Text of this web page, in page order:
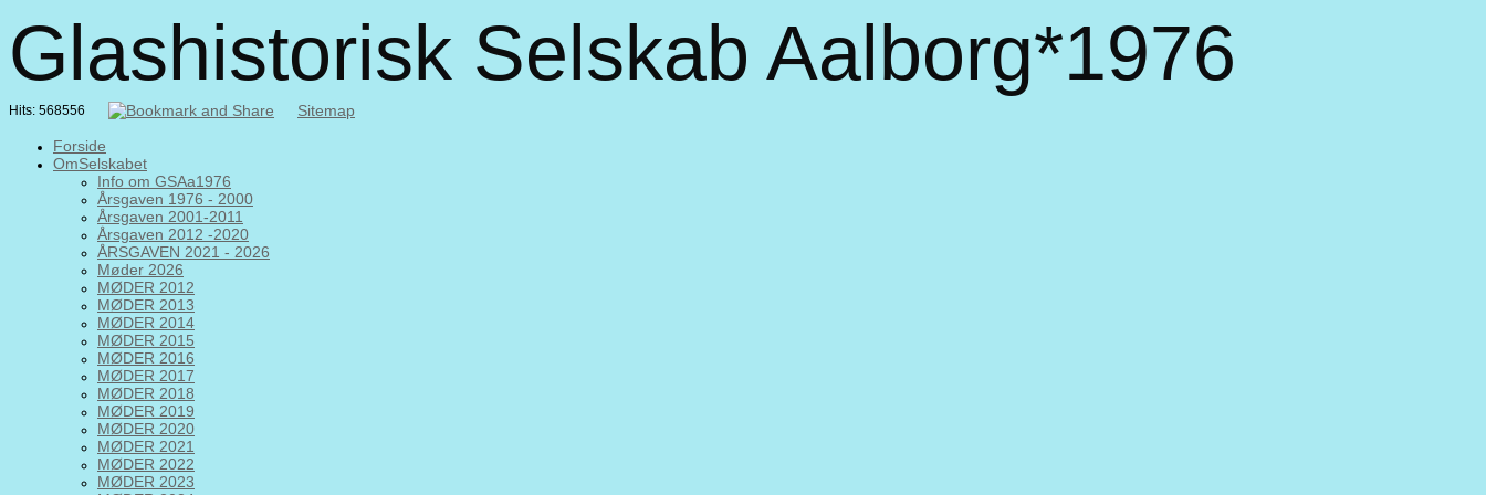
Glashistorisk Selskab Aalborg*1976
Hits: 568556
Sitemap
Forside
OmSelskabet
Info om GSAa1976
Årsgaven 1976 - 2000
Årsgaven 2001-2011
Årsgaven 2012 -2020
ÅRSGAVEN 2021 - 2026
Møder 2026
MØDER 2012
MØDER 2013
MØDER 2014
MØDER 2015
MØDER 2016
MØDER 2017
MØDER 2018
MØDER 2019
MØDER 2020
MØDER 2021
MØDER 2022
MØDER 2023